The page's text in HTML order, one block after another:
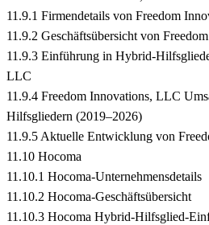
11.9.1 Firmendetails von Freedom
11.9.2 Geschäftsübersicht von
11.9.3 Einführung in Hybrid-
LLC
11.9.4 Freedom Innovations, LLC
Hilfsgliedern (2019–2026)
11.9.5 Aktuelle Entwicklung von
11.10 Hocoma
11.10.1 Hocoma-Unternehmensdetails
11.10.2 Hocoma-Geschäftsübersicht
11.10.3 Hocoma Hybrid-Hilfsglied-